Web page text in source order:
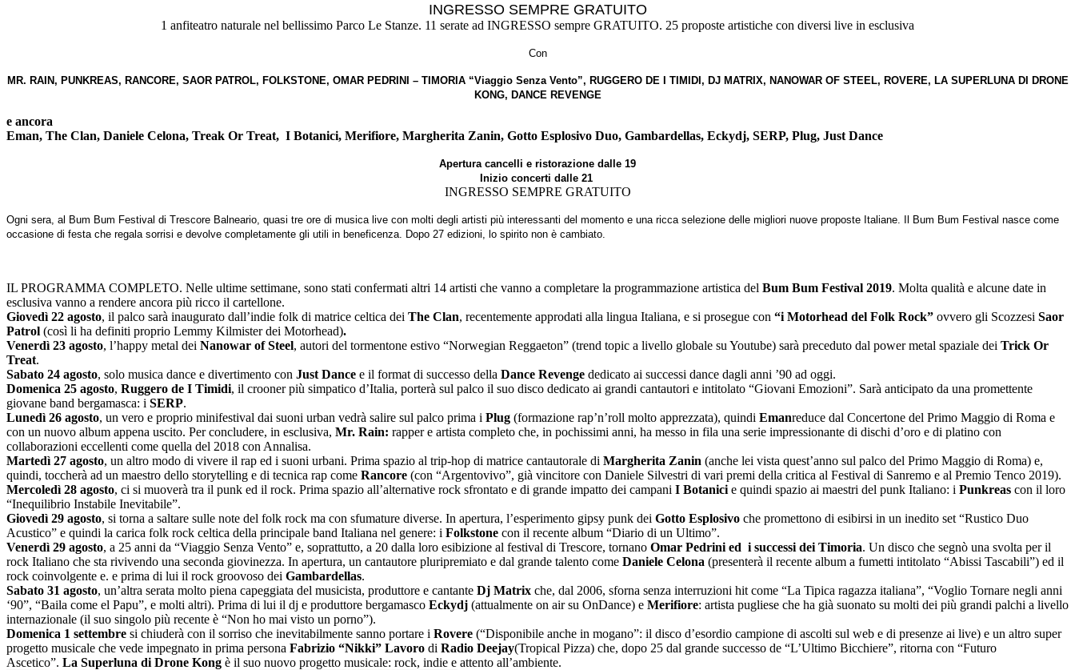
INGRESSO SEMPRE GRATUITO
1 anfiteatro naturale nel bellissimo Parco Le Stanze. 11 serate ad INGRESSO sempre GRATUITO. 25 proposte artistiche con diversi live in esclusiva
Con
MR. RAIN, PUNKREAS, RANCORE, SAOR PATROL, FOLKSTONE, OMAR PEDRINI – TIMORIA “Viaggio Senza Vento”, RUGGERO DE I TIMIDI, DJ MATRIX, NANOWAR OF STEEL, ROVERE, LA SUPERLUNA DI DRONE
KONG, DANCE REVENGE
e ancora
Eman, The Clan, Daniele Celona, Treak Or Treat, I Botanici, Merifiore, Margherita Zanin, Gotto Esplosivo Duo, Gambardellas, Eckydj, SERP, Plug, Just Dance
Apertura cancelli e ristorazione dalle 19
Inizio concerti dalle 21
INGRESSO SEMPRE GRATUITO
Ogni sera, al Bum Bum Festival di Trescore Balneario, quasi tre ore di musica live con molti degli artisti più interessanti del momento e una ricca selezione delle migliori nuove proposte Italiane. Il Bum Bum Festival nasce come
occasione di festa che regala sorrisi e devolve completamente gli utili in beneficenza. Dopo 27 edizioni, lo spirito non è cambiato.
IL PROGRAMMA COMPLETO. Nelle ultime settimane, sono stati confermati altri 14 artisti che vanno a completare la programmazione artistica del Bum Bum Festival 2019. Molta qualità e alcune date in
esclusiva vanno a rendere ancora più ricco il cartellone.
Giovedì 22 agosto, il palco sarà inaugurato dall’indie folk di matrice celtica dei The Clan, recentemente approdati alla lingua Italiana, e si prosegue con “i Motorhead del Folk Rock” ovvero gli Scozzesi Saor
Patrol (così li ha definiti proprio Lemmy Kilmister dei Motorhead).
Venerdì 23 agosto, l’happy metal dei Nanowar of Steel, autori del tormentone estivo “Norwegian Reggaeton” (trend topic a livello globale su Youtube) sarà preceduto dal power metal spaziale dei Trick Or
Treat.
Sabato 24 agosto, solo musica dance e divertimento con Just Dance e il format di successo della Dance Revenge dedicato ai successi dance dagli anni ’90 ad oggi.
Domenica 25 agosto, Ruggero de I Timidi, il crooner più simpatico d’Italia, porterà sul palco il suo disco dedicato ai grandi cantautori e intitolato “Giovani Emozioni”. Sarà anticipato da una promettente
giovane band bergamasca: i SERP.
Lunedì 26 agosto, un vero e proprio minifestival dai suoni urban vedrà salire sul palco prima i Plug (formazione rap’n’roll molto apprezzata), quindi Emanreduce dal Concertone del Primo Maggio di Roma e
con un nuovo album appena uscito. Per concludere, in esclusiva, Mr. Rain: rapper e artista completo che, in pochissimi anni, ha messo in fila una serie impressionante di dischi d’oro e di platino con
collaborazioni eccellenti come quella del 2018 con Annalisa.
Martedì 27 agosto, un altro modo di vivere il rap ed i suoni urbani. Prima spazio al trip-hop di matrice cantautorale di Margherita Zanin (anche lei vista quest’anno sul palco del Primo Maggio di Roma) e,
quindi, toccherà ad un maestro dello storytelling e di tecnica rap come Rancore (con “Argentovivo”, già vincitore con Daniele Silvestri di vari premi della critica al Festival di Sanremo e al Premio Tenco 2019).
Mercoledì 28 agosto, ci si muoverà tra il punk ed il rock. Prima spazio all’alternative rock sfrontato e di grande impatto dei campani I Botanici e quindi spazio ai maestri del punk Italiano: i Punkreas con il loro
“Inequilibrio Instabile Inevitabile”.
Giovedì 29 agosto, si torna a saltare sulle note del folk rock ma con sfumature diverse. In apertura, l’esperimento gipsy punk dei Gotto Esplosivo che promettono di esibirsi in un inedito set “Rustico Duo
Acustico” e quindi la carica folk rock celtica della principale band Italiana nel genere: i Folkstone con il recente album “Diario di un Ultimo”.
Venerdì 29 agosto, a 25 anni da “Viaggio Senza Vento” e, soprattutto, a 20 dalla loro esibizione al festival di Trescore, tornano Omar Pedrini ed i successi dei Timoria. Un disco che segnò una svolta per il
rock Italiano che sta rivivendo una seconda giovinezza. In apertura, un cantautore pluripremiato e dal grande talento come Daniele Celona (presenterà il recente album a fumetti intitolato “Abissi Tascabili”) ed il
rock coinvolgente e. e prima di lui il rock groovoso dei Gambardellas.
Sabato 31 agosto, un’altra serata molto piena capeggiata del musicista, produttore e cantante Dj Matrix che, dal 2006, sforna senza interruzioni hit come “La Tipica ragazza italiana”, “Voglio Tornare negli anni
‘90”, “Baila come el Papu”, e molti altri). Prima di lui il dj e produttore bergamasco Eckydj (attualmente on air su OnDance) e Merifiore: artista pugliese che ha già suonato su molti dei più grandi palchi a livello
internazionale (il suo singolo più recente è “Non ho mai visto un porno”).
Domenica 1 settembre si chiuderà con il sorriso che inevitabilmente sanno portare i Rovere (“Disponibile anche in mogano”: il disco d’esordio campione di ascolti sul web e di presenze ai live) e un altro super
progetto musicale che vede impegnato in prima persona Fabrizio “Nikki” Lavoro di Radio Deejay(Tropical Pizza) che, dopo 25 dal grande successo de “L’Ultimo Bicchiere”, ritorna con “Futuro
Ascetico”. La Superluna di Drone Kong è il suo nuovo progetto musicale: rock, indie e attento all’ambiente.